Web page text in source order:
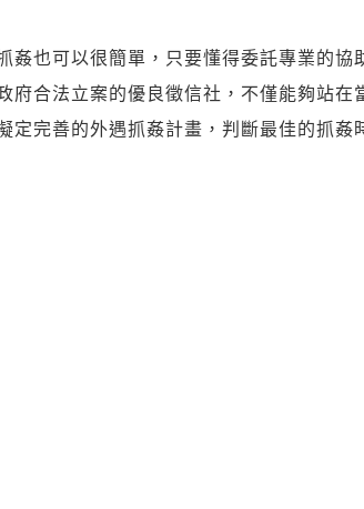
姦也可以很簡單，只要懂得委託專業的
府合法立案的優良徵信社，不僅能夠站
定完善的外遇抓姦計畫，判斷最佳的抓